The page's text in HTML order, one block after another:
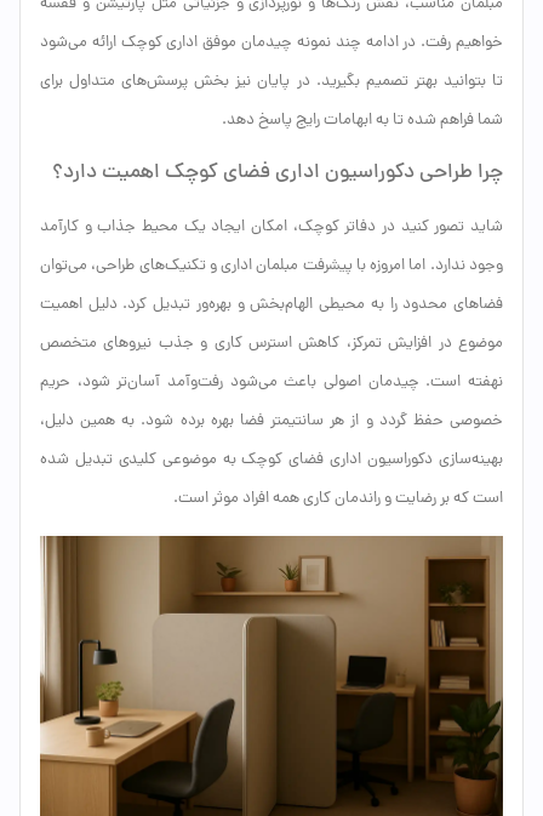
مبلمان مناسب، نقش رنگ‌ها و نورپردازی و جزئیاتی مثل پارتیشن و قفسه
خواهیم رفت. در ادامه چند نمونه چیدمان موفق اداری کوچک ارائه می‌شود
تا بتوانید بهتر تصمیم بگیرید. در پایان نیز بخش پرسش‌های متداول برای
شما فراهم شده تا به ابهامات رایج پاسخ دهد.
چرا طراحی دکوراسیون اداری فضای کوچک اهمیت دارد؟
شاید تصور کنید در دفاتر کوچک، امکان ایجاد یک محیط جذاب و کارآمد
وجود ندارد. اما امروزه با پیشرفت مبلمان اداری و تکنیک‌های طراحی، می‌توان
فضاهای محدود را به محیطی الهام‌بخش و بهره‌ور تبدیل کرد. دلیل اهمیت
موضوع در افزایش تمرکز، کاهش استرس کاری و جذب نیروهای متخصص
نهفته است. چیدمان اصولی باعث می‌شود رفت‌وآمد آسان‌تر شود، حریم
خصوصی حفظ گردد و از هر سانتیمتر فضا بهره برده شود. به همین دلیل،
بهینه‌سازی دکوراسیون اداری فضای کوچک به موضوعی کلیدی تبدیل شده
است که بر رضایت و راندمان کاری همه افراد موثر است.